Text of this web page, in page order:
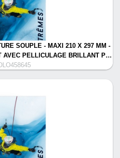
SOUPLE - MAXI 210 X 297 MM -
AVEC PELLICULAGE BRILLANT P…